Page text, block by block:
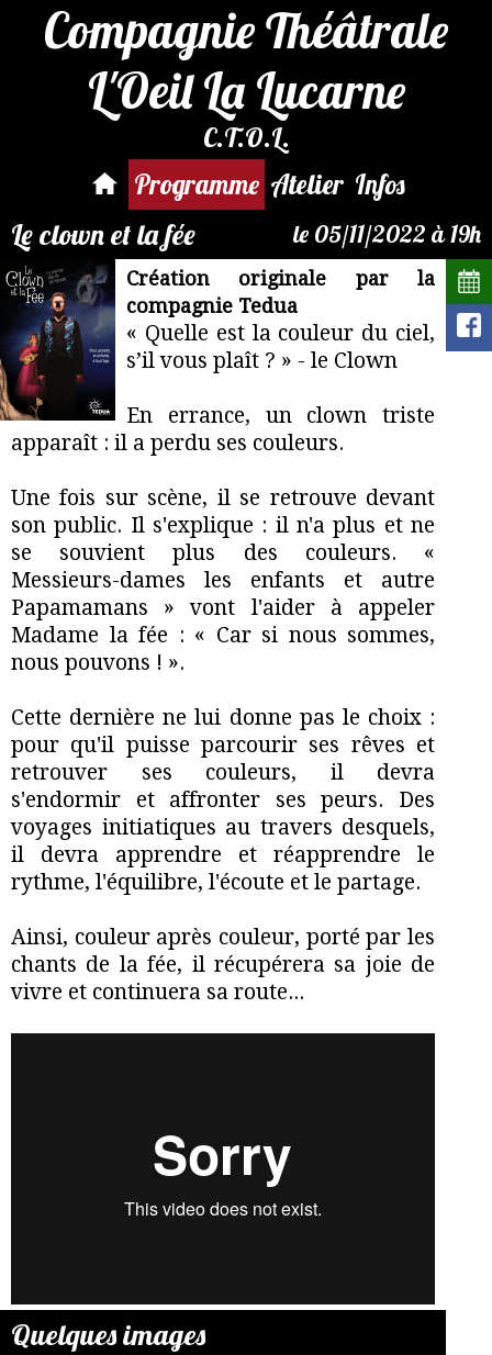
Compagnie Théâtrale
L'Oeil La Lucarne
C.T.O.L.
Programme Atelier Infos
Le clown et la fée le 05/11/2022 à 19h
Par mail :
reservation@compagnie-
loeil.fr
Création originale par la
compagnie Tedua
« Quelle est la couleur du ciel,
s’il vous plaît ? » - le Clown
En errance, un clown triste
apparaît : il a perdu ses couleurs.
Une fois sur scène, il se retrouve devant
son public. Il s'explique : il n'a plus et ne
se souvient plus des couleurs. «
Messieurs-dames les enfants et autre
Papamamans » vont l'aider à appeler
Madame la fée : « Car si nous sommes,
nous pouvons ! ».
Cette dernière ne lui donne pas le choix :
pour qu'il puisse parcourir ses rêves et
retrouver ses couleurs, il devra
s'endormir et affronter ses peurs. Des
voyages initiatiques au travers desquels,
il devra apprendre et réapprendre le
rythme, l'équilibre, l'écoute et le partage.
Ainsi, couleur après couleur, porté par les
chants de la fée, il récupérera sa joie de
vivre et continuera sa route...
Quelques images